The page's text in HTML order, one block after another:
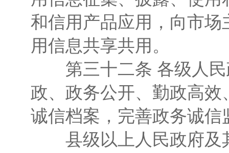
和信用产品应用，向市
用信息共享共用。
第三十二条 各级人民
政、政务公开、勤政高
诚信档案，完善政务诚
县级以上人民政府及